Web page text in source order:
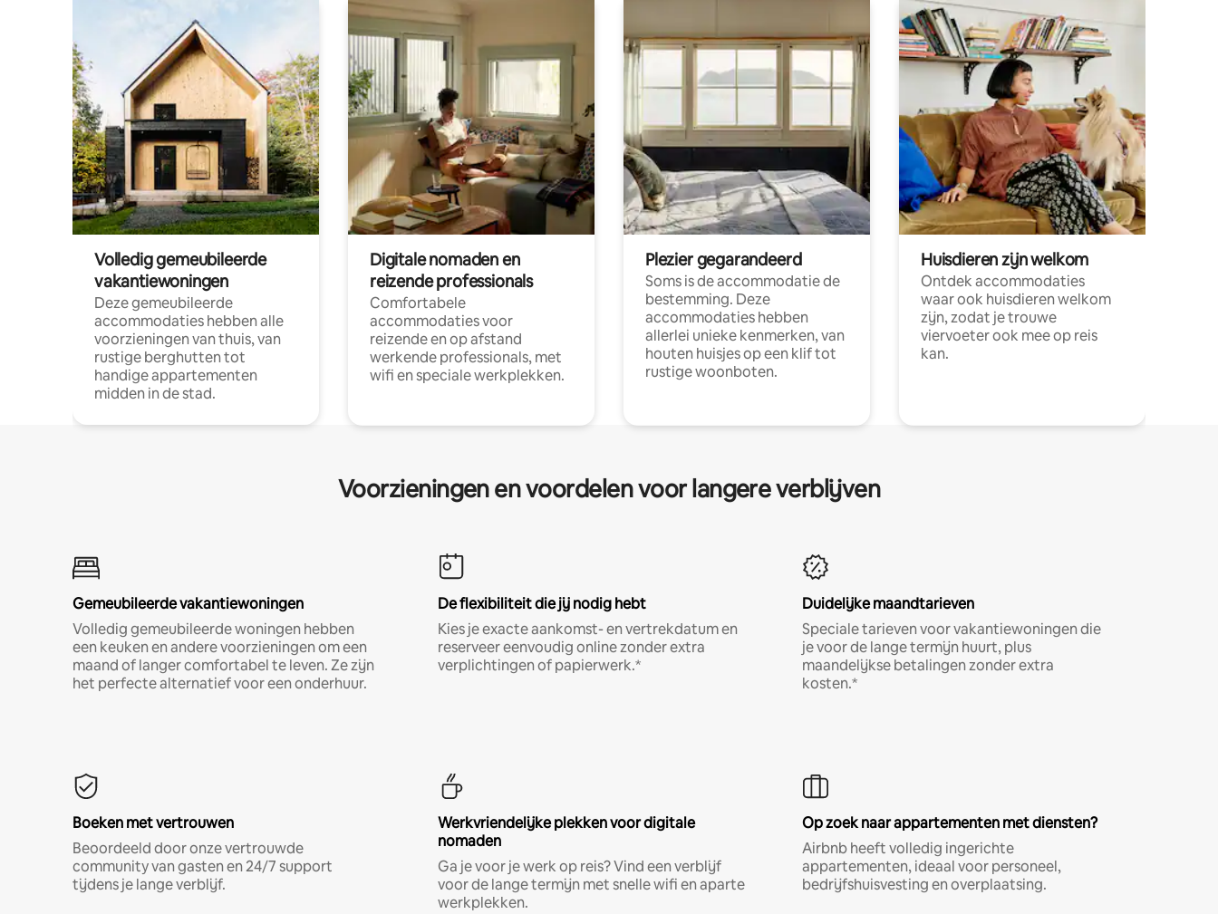
Volledig gemeubileerde
vakantiewoningen
Deze gemeubileerde
accommodaties hebben alle
voorzieningen van thuis, van
rustige berghutten tot
handige appartementen
midden in de stad.
Digitale nomaden en
reizende professionals
Comfortabele
accommodaties voor
reizende en op afstand
werkende professionals, met
wifi en speciale werkplekken.
Plezier gegarandeerd
Soms is de accommodatie de
bestemming. Deze
accommodaties hebben
allerlei unieke kenmerken, van
houten huisjes op een klif tot
rustige woonboten.
Huisdieren zijn welkom
Ontdek accommodaties
waar ook huisdieren welkom
zijn, zodat je trouwe
viervoeter ook mee op reis
kan.
Voorzieningen en voordelen voor langere verblijven
Gemeubileerde vakantiewoningen
Volledig gemeubileerde woningen hebben
een keuken en andere voorzieningen om een
maand of langer comfortabel te leven. Ze zijn
het perfecte alternatief voor een onderhuur.
De flexibiliteit die jij nodig hebt
Kies je exacte aankomst- en vertrekdatum en
reserveer eenvoudig online zonder extra
verplichtingen of papierwerk.*
Duidelijke maandtarieven
Speciale tarieven voor vakantiewoningen die
je voor de lange termijn huurt, plus
maandelijkse betalingen zonder extra
kosten.*
Boeken met vertrouwen
Beoordeeld door onze vertrouwde
community van gasten en 24/7 support
tijdens je lange verblijf.
Werkvriendelijke plekken voor digitale
nomaden
Ga je voor je werk op reis? Vind een verblijf
voor de lange termijn met snelle wifi en aparte
werkplekken.
Op zoek naar appartementen met diensten?
Airbnb heeft volledig ingerichte
appartementen, ideaal voor personeel,
bedrijfshuisvesting en overplaatsing.